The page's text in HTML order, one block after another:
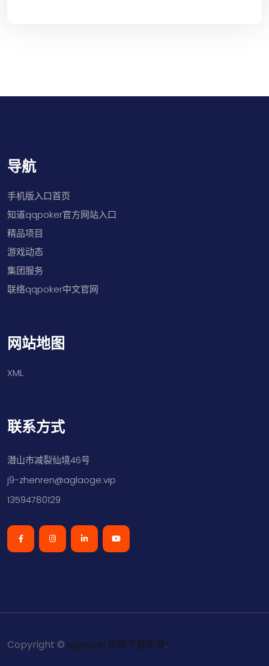
导航
手机版入口首页
知道qqpoker官方网站入口
精品项目
游戏动态
集团服务
联络qqpoker中文官网
网站地图
XML
联系方式
潜山市减裂仙境46号
j9-zhenren@aglaoge.vip
13594780129
Copyright © qqpoker官网下载安装.